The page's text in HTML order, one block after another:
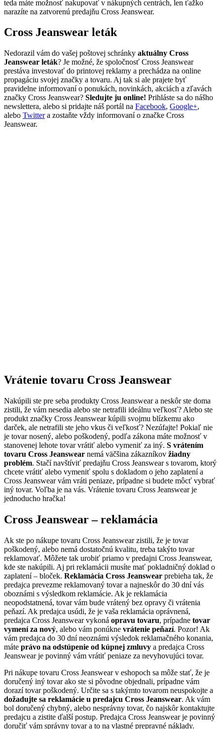
teda máte možnosť nakupovať v nákupných centrách, len ťažko
narazíte na zatvorenú predajňu Cross Jeanswear.
Cross Jeanswear leták
Nedorazil vám do vašej poštovej schránky aktuálny Cross
Jeanswear leták? Je možné, že spoločnosť Cross Jeanswear
prestáva investovať do printovej reklamy a prechádza na online
propagáciu svojej značky a tovaru. Aj tak si ale prajete byť
pravidelne informovaní o ponukách, novinkách, akciách a zľavách
značky Cross Jeanswear? Sledujte ju online! Prihláste sa do nášho
newslettera, alebo si pridajte náš portál na Facebook, Google+,
alebo Twittera zostaňte vždy informovaní o značke Cross
Jeanswear.
Vrátenie tovaru Cross Jeanswear
Nakúpili ste pre seba produkty Cross Jeanswear a neskôr ste doma
zistili, že vám nesedia alebo ste netrafili ideálnu veľkosť? Alebo ste
produkt značky Cross Jeanswear kúpili svojmu blízkemu ako
darček, ale netrafili ste jeho vkus či veľkosť? Nezúfajte! Pokiaľ nie
je tovar nosený, alebo poškodený, podľa zákona máte možnosť v
stanovenej lehote tovar vrátiť alebo vymeniť za iný. S vrátením
tovaru Cross Jeanswear nemá väčšina zákazníkov žiadny
problém. Stačí navštíviť predajňu Cross Jeanswear s tovarom, ktorý
chcete vrátiť alebo vymeniť spolu s dokladom o jeho zaplatení a
Cross Jeanswear vám vráti peniaze, prípadne si budete môcť vybrať
iný tovar. Voľba je na vás. Vrátenie tovaru Cross Jeanswear je
jednoducho hračka!
Cross Jeanswear – reklamácia
Ak ste po nákupe tovaru Cross Jeanswear zistili, že je tovar
poškodený, alebo nemá dostatočnú kvalitu, treba takýto tovar
reklamovať. Môžete tak urobiť priamo v predajni Cross Jeanswear,
kde ste nakúpili. Aj pri reklamácii musíte mať pokladničný doklad o
zaplatení – bloček. Reklamácia Cross Jeanswear prebieha tak, že
predajca prevezme reklamovaný tovar a najneskôr do 30 dní vás
oboznámi s výsledkom reklamácie. Ak je reklamácia
neopodstatnená, tovar vám bude vrátený bez opravy či vrátenia
peňazí. Ak predajca usúdi, že je vaša reklamácia oprávnená,
predajca Cross Jeanswear vykoná opravu tovaru, prípadne tovar
vymení za nový, alebo vám ponúkne vrátenie peňazí. Pozor! Ak
vám predajca do 30 dní neoznámi výsledok reklamačného konania,
máte právo na odstúpenie od kúpnej zmluvy a predajca Cross
Jeanswear je povinný vám vrátiť peniaze za nevyhovujúci tovar.
Pri nákupe tovaru Cross Jeanswear v eshopoch sa môže stať, že je
doručený iný tovar ako ste si pôvodne objednali, prípadne vám
dorazí tovar poškodený. Určite sa s takýmto tovarom neuspokojte a
dožadujte sa reklamácie u predajcu Cross Jeanswear. Ak vám
bol doručený chybný, alebo nesprávny tovar, čo najskôr kontaktujte
predajcu a zistite ďalší postup. Predajca Cross Jeanswear je povinný
doručiť vám správny tovar a to na vlastné prepravné náklady.